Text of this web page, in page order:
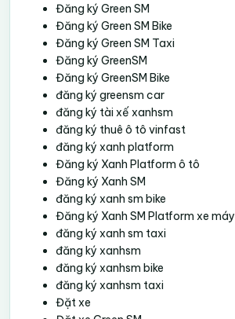
Đăng ký Green SM
Đăng ký Green SM Bike
Đăng ký Green SM Taxi
Đăng ký GreenSM
Đăng ký GreenSM Bike
đăng ký greensm car
đăng ký tài xế xanhsm
đăng ký thuê ô tô vinfast
đăng ký xanh platform
Đăng ký Xanh Platform ô tô
Đăng ký Xanh SM
đăng ký xanh sm bike
Đăng ký Xanh SM Platform xe máy
đăng ký xanh sm taxi
đăng ký xanhsm
đăng ký xanhsm bike
đăng ký xanhsm taxi
Đặt xe